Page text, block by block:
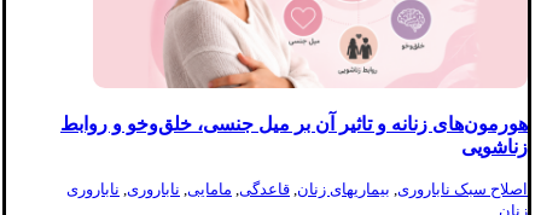
هورمون‌های زنانه و تاثیر آن بر میل جنسی، خلق‌وخو و روابط
زناشویی
اصلاح سبک ناباروری بیماریهای زنان قاعدگی مامایی ناباروری ناباروری
زنان